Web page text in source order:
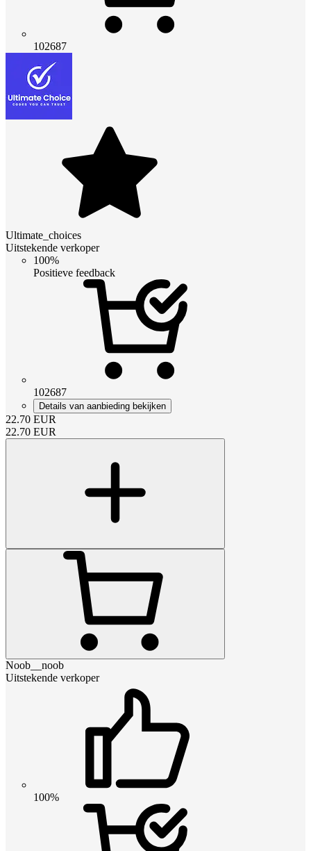
102687
Ultimate_choices
Uitstekende verkoper
100%
Positieve feedback
102687
Details van aanbieding bekijken
22.70 EUR
22.70 EUR
Noob__noob
Uitstekende verkoper
100%